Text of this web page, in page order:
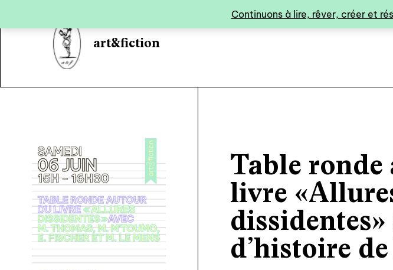
Continuons à lire, rêver, créer et
art&fiction
Table
livre
d’histoire de